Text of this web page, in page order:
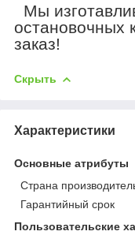
Мы
остановочных
заказ!
Скрыть
Характеристики
Основные атрибуты
Страна
Гарантийный срок
Пользовательские